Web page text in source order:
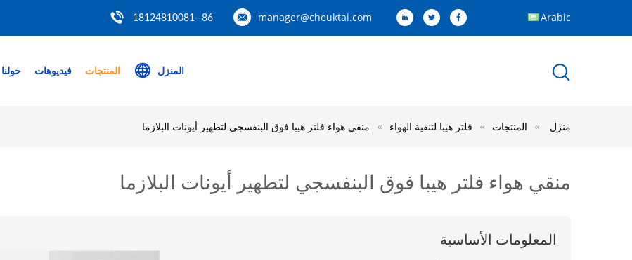
manager@cheuktai.com
86--18124810081 Arabic
المنزل المنتجات فيديوهات حولنا
منزل المنتجات فلتر هيبا لتنقية الهواء منقي هواء فلتر هيبا فوق البنفسجي لتطهير أيونات البلازما
منقي هواء فلتر هيبا فوق البنفسجي لتطهير أيونات البلازما
المعلومات الأساسية